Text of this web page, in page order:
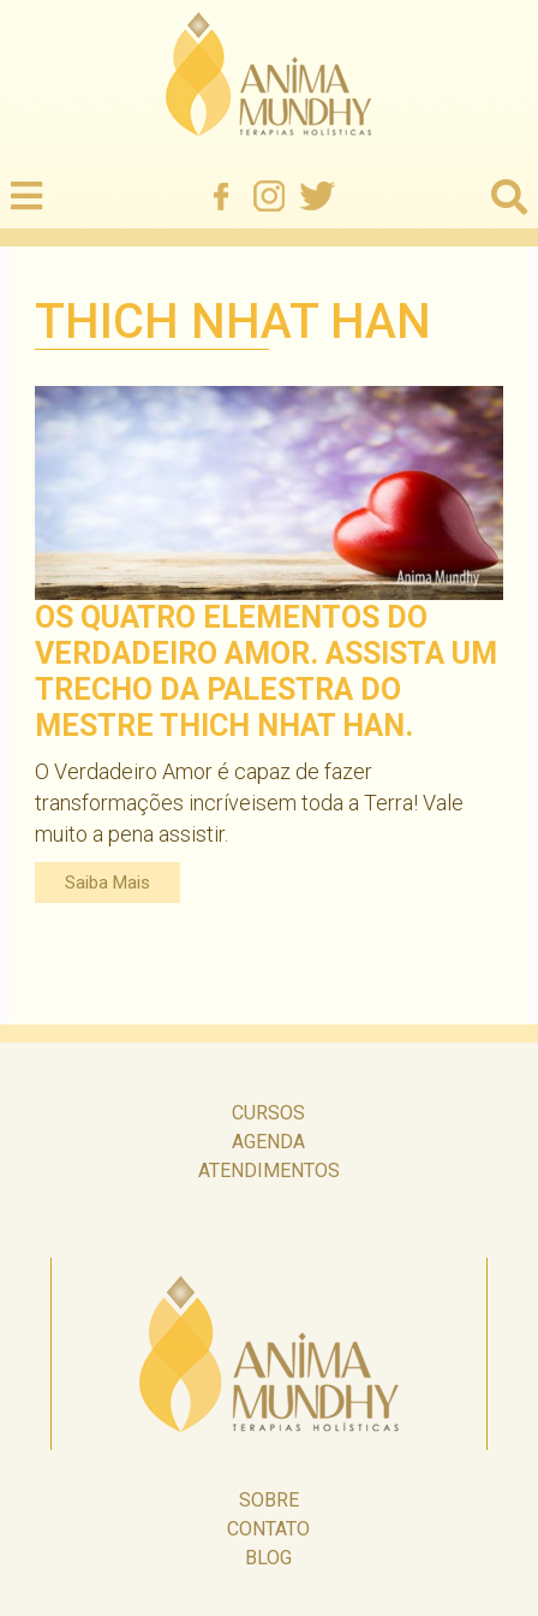
THICH NHAT HAN
OS QUATRO ELEMENTOS DO
VERDADEIRO AMOR. ASSISTA UM
TRECHO DA PALESTRA DO
MESTRE THICH NHAT HAN.
O Verdadeiro Amor é capaz de fazer
transformações incríveisem toda a Terra! Vale
muito a pena assistir.
Saiba Mais
CURSOS
AGENDA
ATENDIMENTOS
SOBRE
CONTATO
BLOG